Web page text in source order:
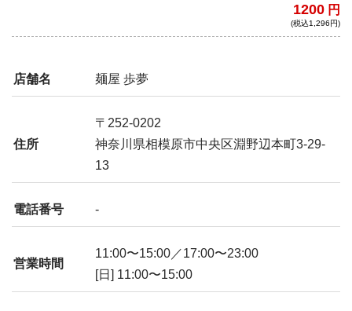
プが絡み合い絶妙なハーモニーを生み出
す！開店後にすぐに行列ができる人気店の
1200 円
(税込1,296円)
店舗名 麺屋 歩夢
住所
〒252-0202
神奈川県相模原市中央区淵野辺本町3-29-
13
電話番号 -
営業時間
11:00〜15:00／17:00〜23:00
[日] 11:00〜15:00